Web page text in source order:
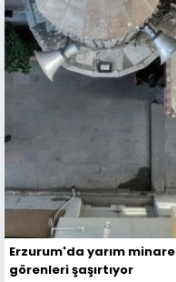
Erzurum'da yarım minare
görenleri şaşırtıyor